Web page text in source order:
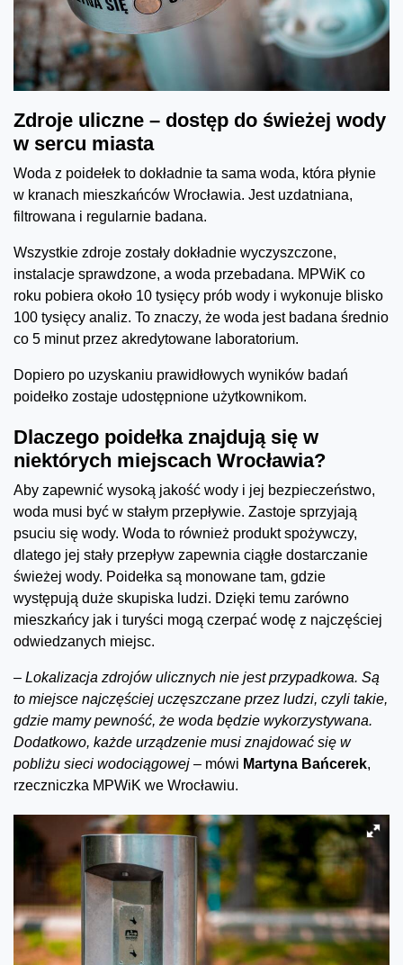
Zdroje uliczne – dostęp do świeżej wody
w sercu miasta
Woda z poidełek to dokładnie ta sama woda, która płynie
w kranach mieszkańców Wrocławia. Jest uzdatniana,
filtrowana i regularnie badana.
Wszystkie zdroje zostały dokładnie wyczyszczone,
instalacje sprawdzone, a woda przebadana. MPWiK co
roku pobiera około 10 tysięcy prób wody i wykonuje blisko
100 tysięcy analiz. To znaczy, że woda jest badana średnio
co 5 minut przez akredytowane laboratorium.
Dopiero po uzyskaniu prawidłowych wyników badań
poidełko zostaje udostępnione użytkownikom.
Dlaczego poidełka znajdują się w
niektórych miejscach Wrocławia?
Aby zapewnić wysoką jakość wody i jej bezpieczeństwo,
woda musi być w stałym przepływie. Zastoje sprzyjają
psuciu się wody. Woda to również produkt spożywczy,
dlatego jej stały przepływ zapewnia ciągłe dostarczanie
świeżej wody. Poidełka są monowane tam, gdzie
występują duże skupiska ludzi. Dzięki temu zarówno
mieszkańcy jak i turyści mogą czerpać wodę z najczęściej
odwiedzanych miejsc.
– Lokalizacja zdrojów ulicznych nie jest przypadkowa. Są
to miejsce najczęściej uczęszczane przez ludzi, czyli takie,
gdzie mamy pewność, że woda będzie wykorzystywana.
Dodatkowo, każde urządzenie musi znajdować się w
pobliżu sieci wodociągowej – mówi Martyna Bańcerek,
rzeczniczka MPWiK we Wrocławiu.